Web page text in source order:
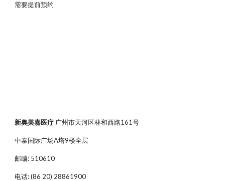
需要提前预约
新奥美嘉医疗 广州市天河区林和西路161号
中泰国际广场A塔9楼全层
邮编: 510610
电话: (86 20) 28861900